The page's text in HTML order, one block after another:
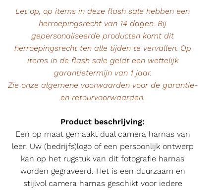
Let op, op items in deze flash sale hebben een
herroepingsrecht van 14 dagen. Bij
gepersonaliseerde producten komt dit
herroepingsrecht ten alle tijden te vervallen. Op
items in de flash sale geldt een wettelijk
garantietermijn van 1 jaar.
Zie onze algemene voorwaarden voor de garantie-
en retourvoorwaarden.
Product beschrijving:
Een op maat gemaakt dual camera harnas van
leer. Uw (bedrijfs)logo of een persoonlijk ontwerp
kan op het rugstuk van dit fotografie harnas
worden gegraveerd. Het is een duurzaam en
stijlvol camera harnas geschikt voor iedere